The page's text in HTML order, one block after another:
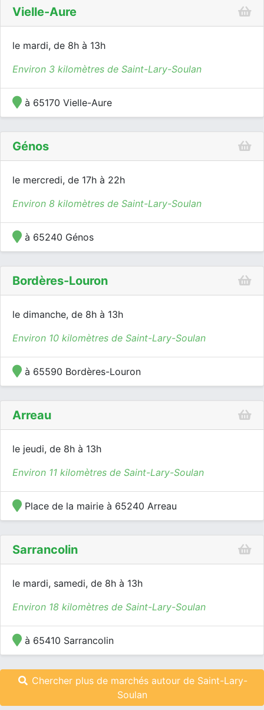
Vielle-Aure
le mardi, de 8h à 13h
Environ 3 kilomètres de Saint-Lary-Soulan
à 65170 Vielle-Aure
Génos
le mercredi, de 17h à 22h
Environ 8 kilomètres de Saint-Lary-Soulan
à 65240 Génos
Bordères-Louron
le dimanche, de 8h à 13h
Environ 10 kilomètres de Saint-Lary-Soulan
à 65590 Bordères-Louron
Arreau
le jeudi, de 8h à 13h
Environ 11 kilomètres de Saint-Lary-Soulan
Place de la mairie à 65240 Arreau
Sarrancolin
le mardi, samedi, de 8h à 13h
Environ 18 kilomètres de Saint-Lary-Soulan
à 65410 Sarrancolin
Chercher plus de marchés autour de Saint-Lary-
Soulan